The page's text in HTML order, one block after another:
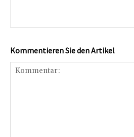
Kommentieren Sie den Artikel